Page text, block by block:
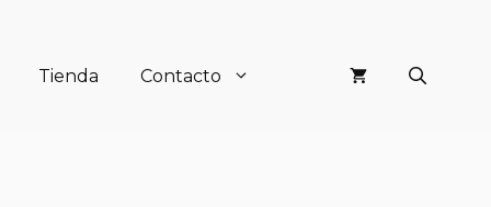
Tienda Contacto